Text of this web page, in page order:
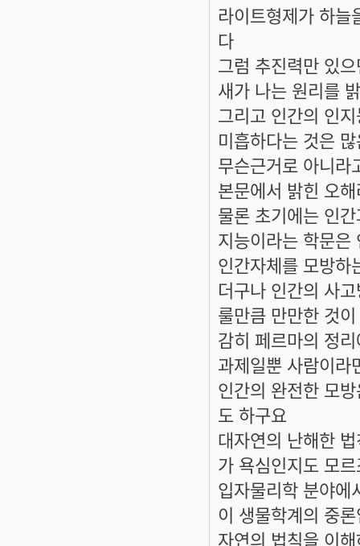
라이트형제가 하늘
다
그럼 추진력만 있
새가 나는 원리를
그리고 인간의 인
미흡하다는 것은
무슨근거로 아니라
본문에서 밝힌 오
물론 초기에는 인
지능이라는 학문은
인간자체를 모방하
더구나 인간의 사
룰만큼 만만한 것
감히 페르마의 정
과제일뿐 사람이라
인간의 완전한 모
도 하구요
대자연의 난해한
가 욕심인지도 모
입자물리학 분야에
이 생물학계의 중
자연의 법칙을 이